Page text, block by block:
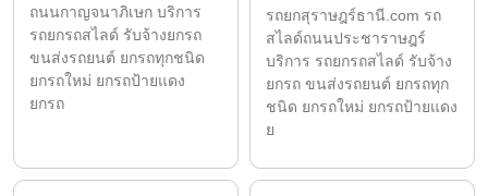
ถนนกาญจนาภิเษก บริการ
รถยกรถสไลด์ รับจ้างยกรถ
ขนส่งรถยนต์ ยกรถทุกชนิด
ยกรถใหม่ ยกรถป้ายแดง
ยกรถ
รถยกสุราษฎร์ธานี.com รถ
สไลด์ถนนประชาราษฎร์
บริการ รถยกรถสไลด์ รับจ้าง
ยกรถ ขนส่งรถยนต์ ยกรถทุก
ชนิด ยกรถใหม่ ยกรถป้ายแดง
ย